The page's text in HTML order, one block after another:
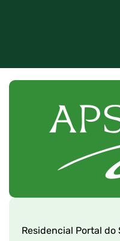
Residencial Portal do